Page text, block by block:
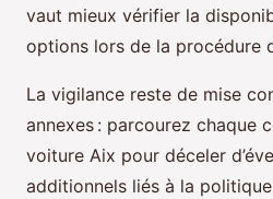
vaut mieux vérifier la
options lors de la procédure
La vigilance reste de mise
annexes : parcourez chaque
voiture Aix pour déceler
additionnels liés à la